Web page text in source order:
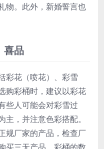
物。此外，新婚誓言也
喜品
彩花（喷花）、彩雪
购彩桶时，建议以彩花
些人可能会对彩雪过
，并注意色彩搭配。
规厂家的产品，检查厂